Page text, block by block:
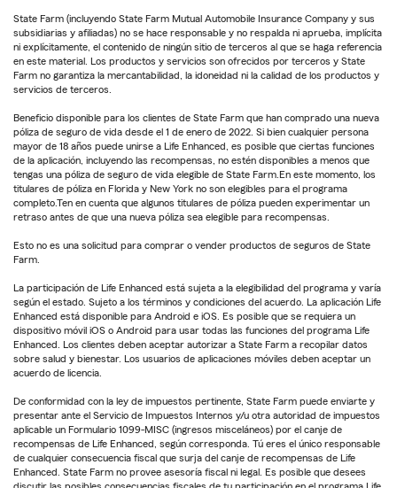
State Farm (incluyendo State Farm Mutual Automobile Insurance Company y sus
subsidiarias y afiliadas) no se hace responsable y no respalda ni aprueba, implícita
ni explícitamente, el contenido de ningún sitio de terceros al que se haga referencia
en este material. Los productos y servicios son ofrecidos por terceros y State
Farm no garantiza la mercantabilidad, la idoneidad ni la calidad de los productos y
servicios de terceros.
Beneficio disponible para los clientes de State Farm que han comprado una nueva
póliza de seguro de vida desde el 1 de enero de 2022. Si bien cualquier persona
mayor de 18 años puede unirse a Life Enhanced, es posible que ciertas funciones
de la aplicación, incluyendo las recompensas, no estén disponibles a menos que
tengas una póliza de seguro de vida elegible de State Farm.En este momento, los
titulares de póliza en Florida y New York no son elegibles para el programa
completo.Ten en cuenta que algunos titulares de póliza pueden experimentar un
retraso antes de que una nueva póliza sea elegible para recompensas.
Esto no es una solicitud para comprar o vender productos de seguros de State
Farm.
La participación de Life Enhanced está sujeta a la elegibilidad del programa y varía
según el estado. Sujeto a los términos y condiciones del acuerdo. La aplicación Life
Enhanced está disponible para Android e iOS. Es posible que se requiera un
dispositivo móvil iOS o Android para usar todas las funciones del programa Life
Enhanced. Los clientes deben aceptar autorizar a State Farm a recopilar datos
sobre salud y bienestar. Los usuarios de aplicaciones móviles deben aceptar un
acuerdo de licencia.
De conformidad con la ley de impuestos pertinente, State Farm puede enviarte y
presentar ante el Servicio de Impuestos Internos y/u otra autoridad de impuestos
aplicable un Formulario 1099-MISC (ingresos misceláneos) por el canje de
recompensas de Life Enhanced, según corresponda. Tú eres el único responsable
de cualquier consecuencia fiscal que surja del canje de recompensas de Life
Enhanced. State Farm no provee asesoría fiscal ni legal. Es posible que desees